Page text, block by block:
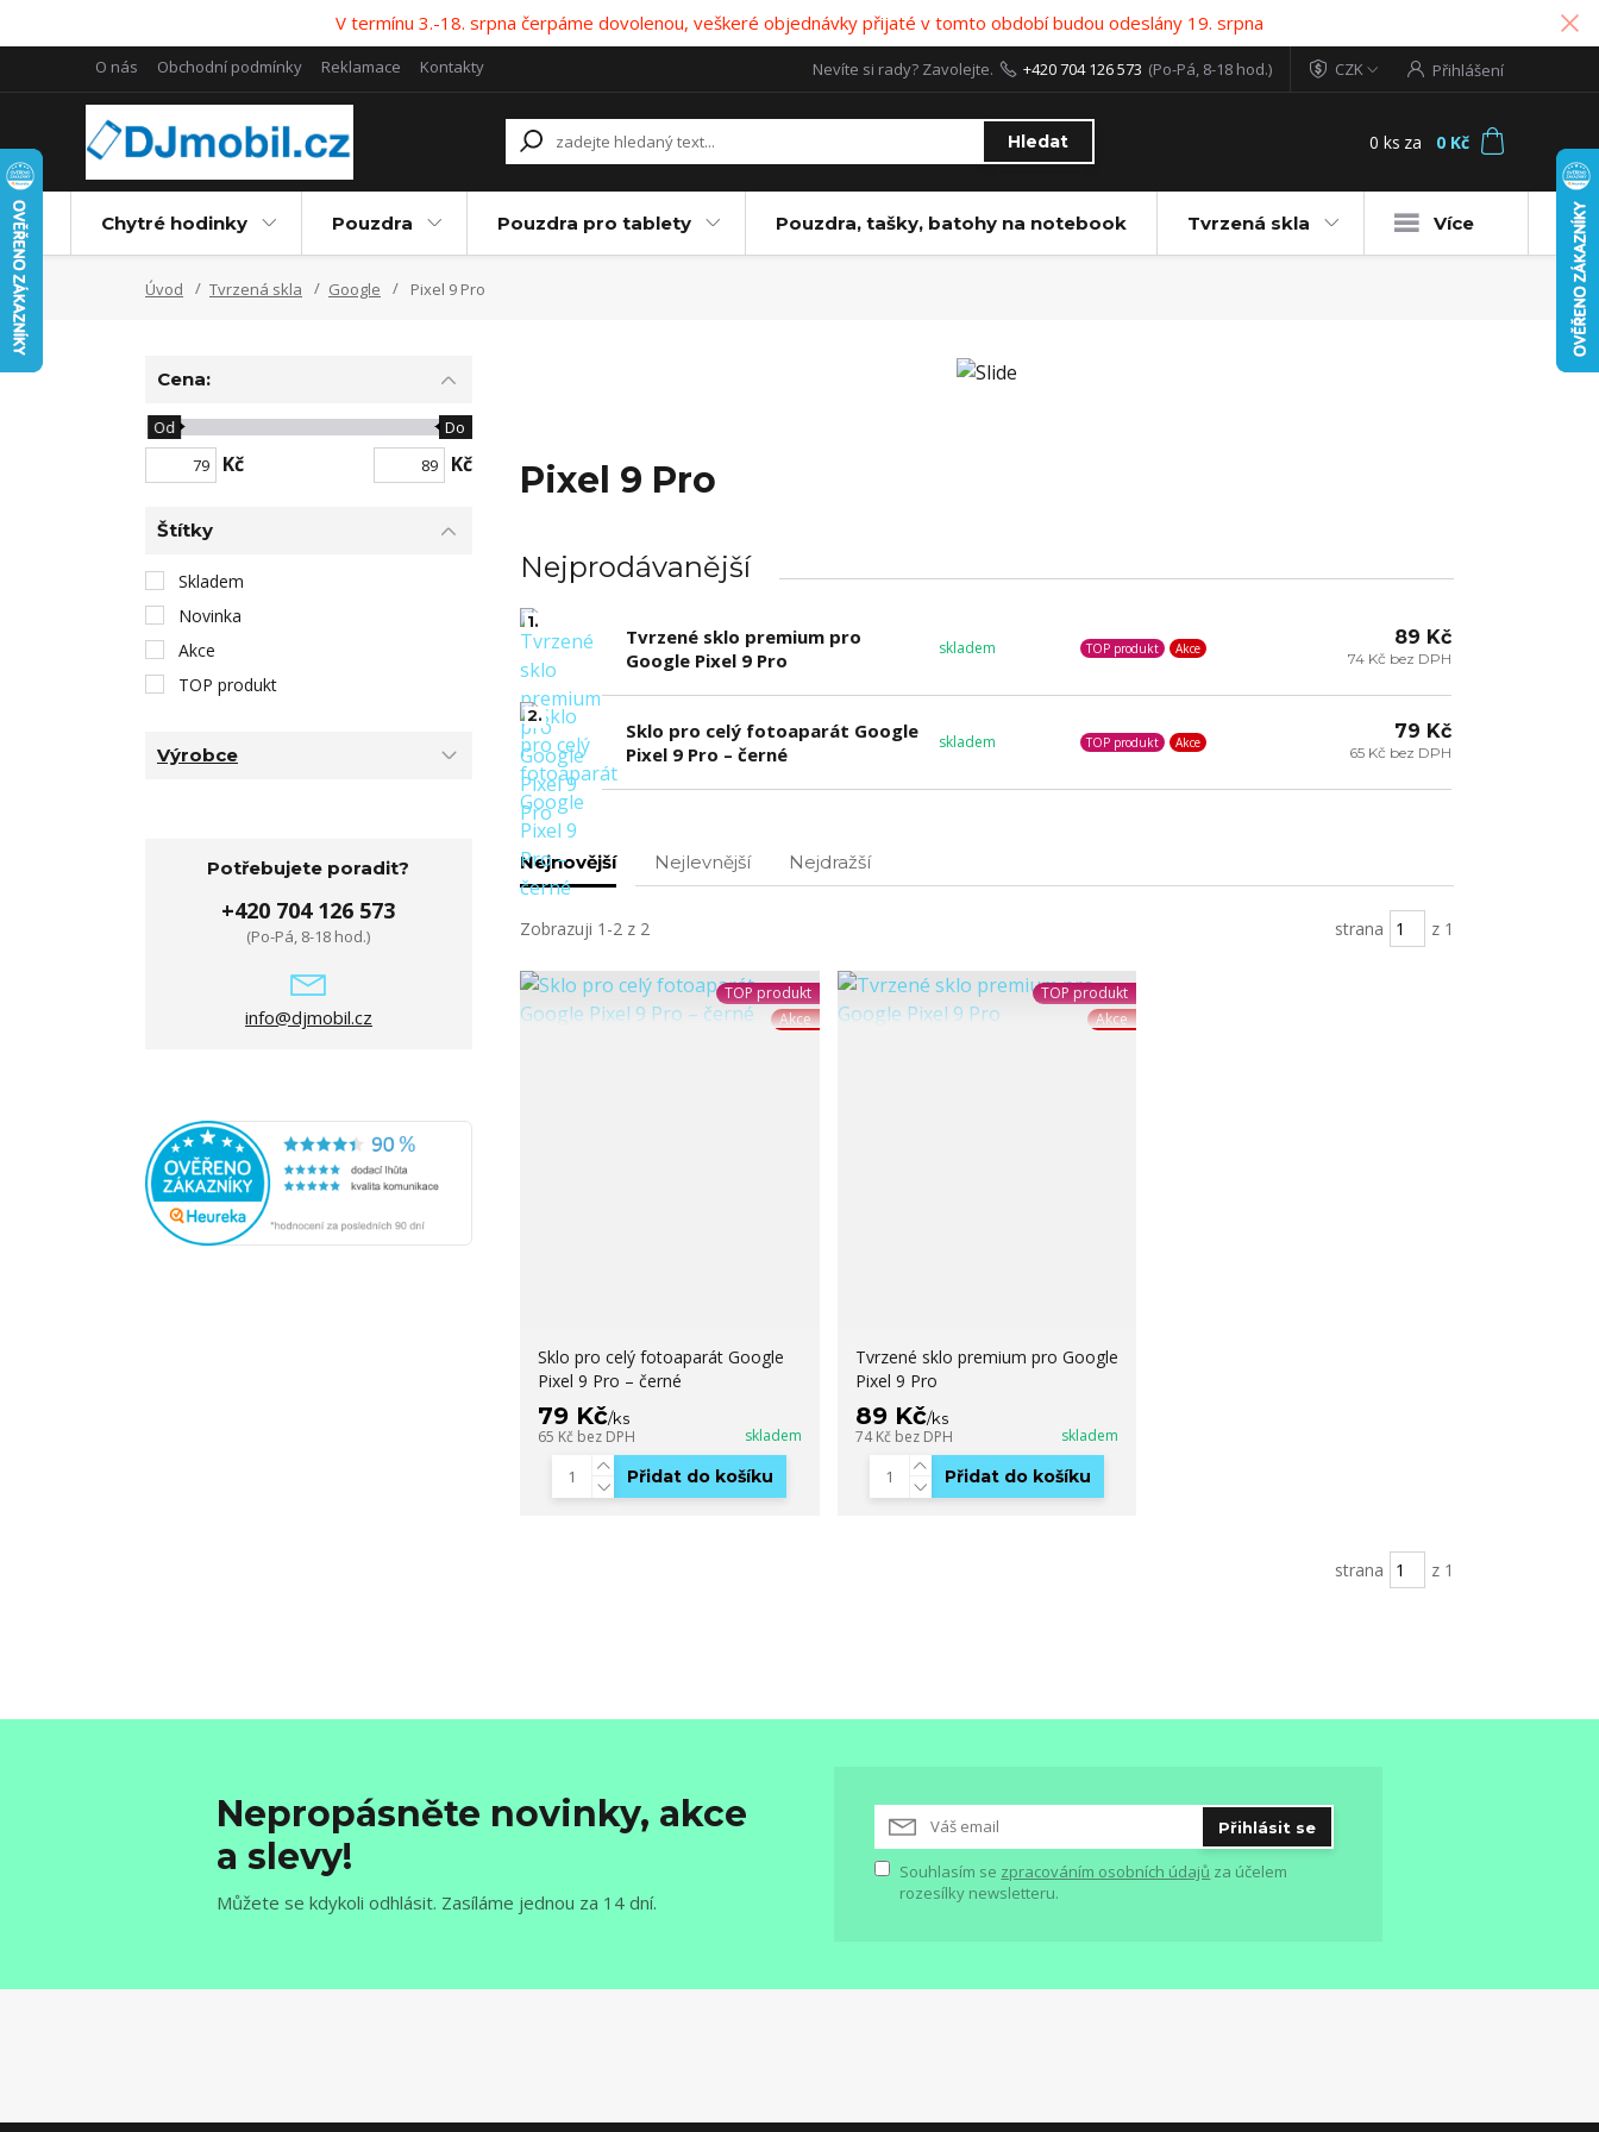
V termínu 3.-18. srpna čerpáme dovolenou, veškeré objednávky přijaté v tomto období budou odeslány 19. srpna
O nás Obchodní podmínky Reklamace Kontakty CZK Přihlášení
Hledat
Nevíte si rady? Zavolejte. +420 704 126 573 (Po-Pá, 8-18 hod.)
0 ks za 0 Kč
Chytré hodinky Pouzdra Pouzdra pro tablety Pouzdra, tašky, batohy na notebook Tvrzená skla Více
Úvod Tvrzená skla Google Pixel 9 Pro
Pixel 9 Pro
Nejprodávanější
1.
Tvrzené sklo premium pro
Google Pixel 9 Pro
skladem TOP produkt Akce 89 Kč
74 Kč bez DPH
2.
Sklo pro celý fotoaparát Google
Pixel 9 Pro – černé
skladem TOP produkt Akce 79 Kč
65 Kč bez DPH
Nejnovější Nejlevnější Nejdražší
Zobrazuji 1-2 z 2 strana z 1
TOP produkt
Akce
Sklo pro celý fotoaparát Google
Pixel 9 Pro – černé
79 Kč/ks
65 Kč bez DPH skladem
Přidat do košíku
TOP produkt
Akce
Tvrzené sklo premium pro Google
Pixel 9 Pro
89 Kč/ks
74 Kč bez DPH skladem
Přidat do košíku
strana z 1
Cena:
Kč
Od Do
Kč
Štítky
Skladem
Novinka
Akce
TOP produkt
Výrobce
Potřebujete poradit?
+420 704 126 573
(Po-Pá, 8-18 hod.)
info@djmobil.cz
Nepropásněte novinky, akce
a slevy!
Můžete se kdykoli odhlásit. Zasíláme jednou za 14 dní.
Přihlásit se
Souhlasím se zpracováním osobních údajů za účelem
rozesílky newsletteru.